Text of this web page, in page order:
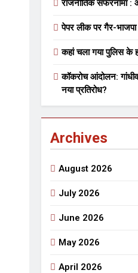
सेवा मे तत्पर दानवीर परिवार
हेतु संपर्क करें
3 Years Ago
महोत्सव का भव्य आयोजन
राजनीतिक सफरनामा
पेपर लीक पर गैर-
कहां चला गया पुलिस के
कॉकरोच आंदोलन:
नया प्रतिरोध?
Archives
August 2026
July 2026
June 2026
May 2026
April 2026